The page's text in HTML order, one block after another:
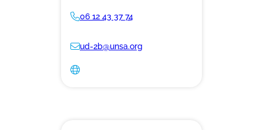
06 12 43 37 74
ud-2b@unsa.org